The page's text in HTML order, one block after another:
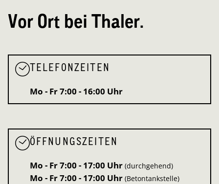
Vor Ort bei Thaler.
TELEFONZEITEN
Mo - Fr7:00 - 16:00 Uhr
ÖFFNUNGSZEITEN
Mo - Fr7:00 - 17:00 Uhr (durchgehend)
Mo - Fr7:00 - 17:00 Uhr (Betontankstelle)